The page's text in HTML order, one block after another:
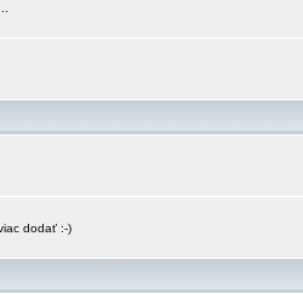
dodať :-)